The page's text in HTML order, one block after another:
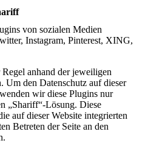
von sozialen Medien
Instagram, Pinterest, XING,
anhand der jeweiligen
Um den Datenschutz auf dieser
wir diese Plugins nur
„Shariff“-Lösung. Diese
auf dieser Website integrierten
Betreten der Seite an den